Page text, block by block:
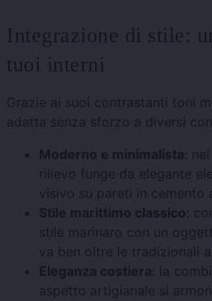
Integrazione di stile:
tuoi interni
Grazie ai suoi contrastanti toni
adatta senza sforzo a diversi
Moderno e minimalista:
rilievo funge da elegante
visivo su pareti in cemento
Stile marittimo classico:
stile marinaro con un
va ben oltre le tradizionali
Eleganza costiera: la
aspetto artigianale si